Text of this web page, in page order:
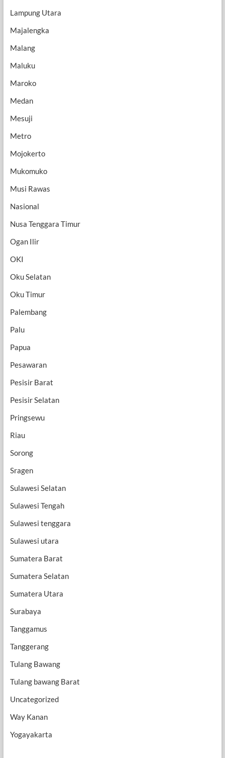
Lampung Utara
Majalengka
Malang
Maluku
Maroko
Medan
Mesuji
Metro
Mojokerto
Mukomuko
Musi Rawas
Nasional
Nusa Tenggara Timur
Ogan Ilir
OKI
Oku Selatan
Oku Timur
Palembang
Palu
Papua
Pesawaran
Pesisir Barat
Pesisir Selatan
Pringsewu
Riau
Sorong
Sragen
Sulawesi Selatan
Sulawesi Tengah
Sulawesi tenggara
Sulawesi utara
Sumatera Barat
Sumatera Selatan
Sumatera Utara
Surabaya
Tanggamus
Tanggerang
Tulang Bawang
Tulang bawang Barat
Uncategorized
Way Kanan
Yogayakarta